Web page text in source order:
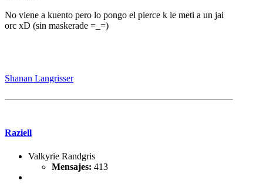
No viene a kuento pero lo pongo el pierce k le meti a un jai
orc xD (sin maskerade =_=)
Shanan Langrisser
Raziell
Valkyrie Randgris
Mensajes: 413